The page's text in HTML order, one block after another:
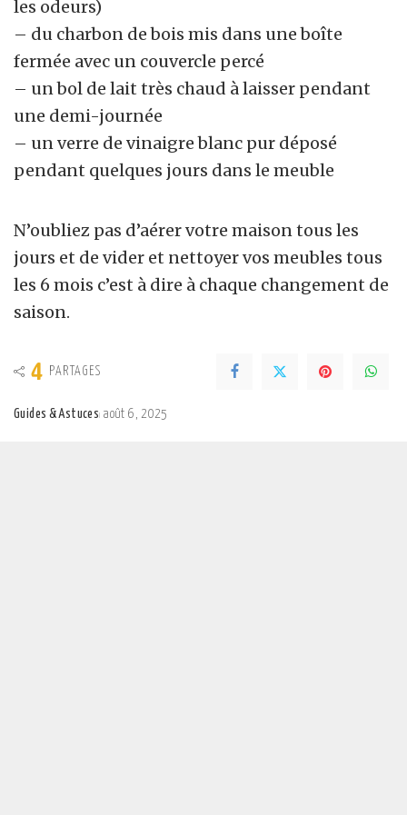
les odeurs)
– du charbon de bois mis dans une boîte
fermée avec un couvercle percé
– un bol de lait très chaud à laisser pendant
une demi-journée
– un verre de vinaigre blanc pur déposé
pendant quelques jours dans le meuble
N’oubliez pas d’aérer votre maison tous les
jours et de vider et nettoyer vos meubles tous
les 6 mois c’est à dire à chaque changement de
saison.
4 PARTAGES
Guides & Astuces août 6, 2025